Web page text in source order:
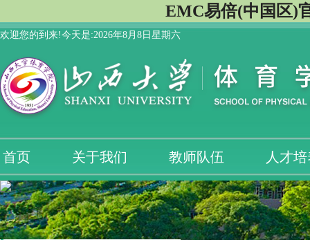
EMC易倍(中国区)
欢迎您的到来!今天是:2026年8月8日星期六
首页 关于我们 教师队伍 人才